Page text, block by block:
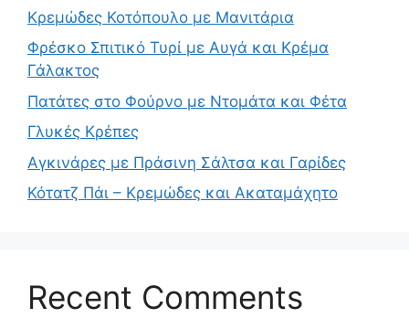
Κρεμώδες Κοτόπουλο με Μανιτάρια
Φρέσκο Σπιτικό Τυρί με Αυγά και Κρέμα
Γάλακτος
Πατάτες στο Φούρνο με Ντομάτα και Φέτα
Γλυκές Κρέπες
Αγκινάρες με Πράσινη Σάλτσα και Γαρίδες
Κότατζ Πάι – Κρεμώδες και Ακαταμάχητο
Recent Comments